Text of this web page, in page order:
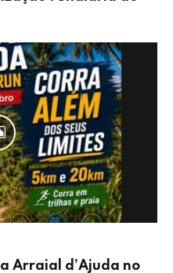
Arraial d’Ajuda no